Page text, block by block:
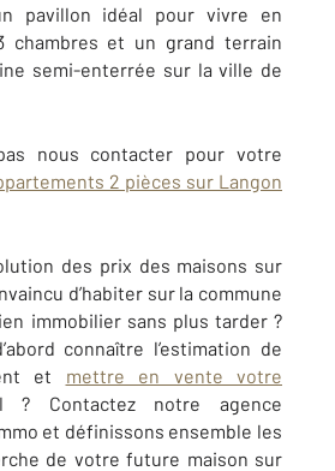
pavillon idéal pour vivre en
chambres et un grand terrain
semi-enterrée sur la ville de
nous contacter pour votre
2 pièces sur Langon
des prix des maisons sur
d’habiter sur la commune
immobilier sans plus tarder ?
connaître l’estimation de
et mettre en vente votre
? Contactez notre agence
et définissons ensemble les
de votre future maison sur